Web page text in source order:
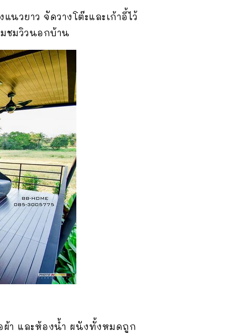
วยาว จัดวางโต๊ะและเก้าอี้ไว้
ชมวิวนอกบ้าน
า และห้องน้ำ ผนังทั้งหมดถูก